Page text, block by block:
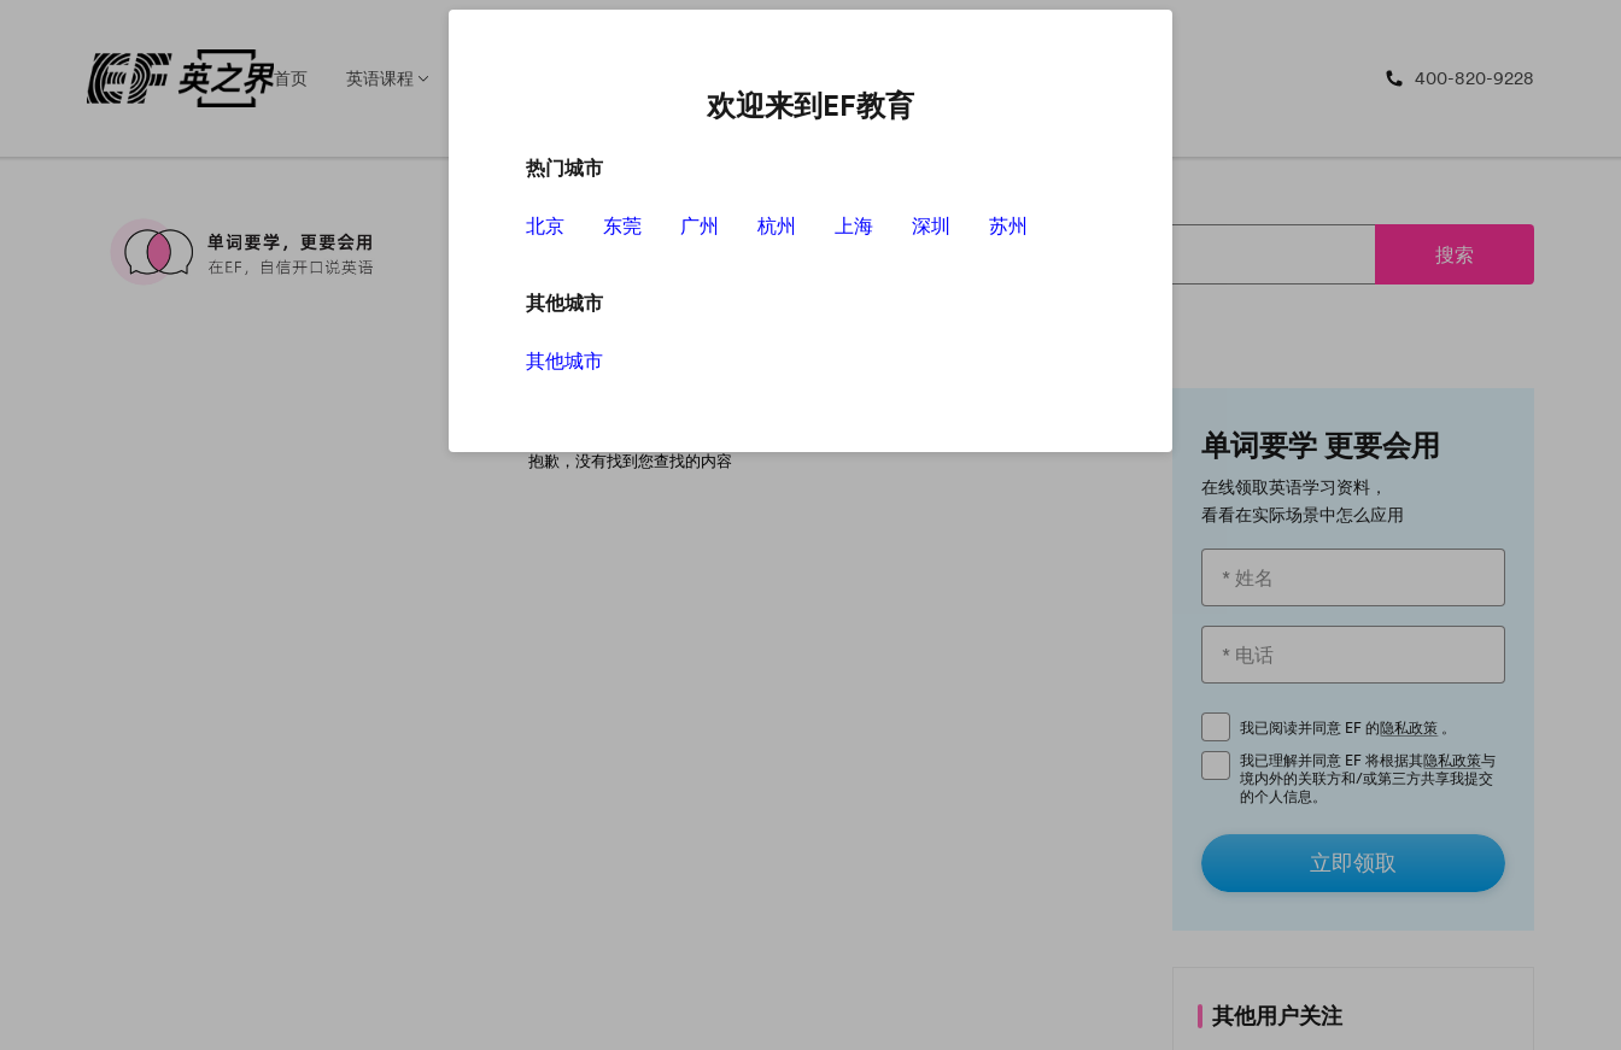
首页 英语课程 400-820-9228
搜索
抱歉，没有找到您查找的内容 单词要学 更要会用
在线领取英语学习资料，
看看在实际场景中怎么应用
我已阅读并同意 EF 的隐私政策 。
我已理解并同意 EF 将根据其隐私政策与
境内外的关联方和/或第三方共享我提交
的个人信息。
立即领取
其他用户关注
欢迎来到EF教育
热门城市
北京 东莞 广州 杭州 上海 深圳 苏州
其他城市
其他城市